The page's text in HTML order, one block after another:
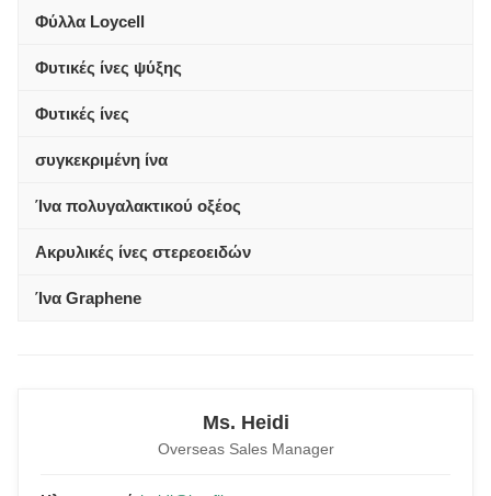
Φύλλα Loycell
Φυτικές ίνες ψύξης
Φυτικές ίνες
συγκεκριμένη ίνα
Ίνα πολυγαλακτικού οξέος
Ακρυλικές ίνες στερεοειδών
Ίνα Graphene
Ms. Heidi
Overseas Sales Manager